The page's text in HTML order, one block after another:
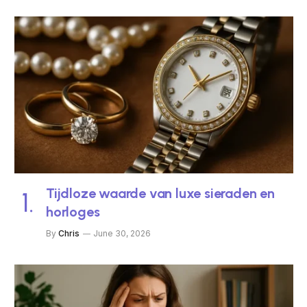
Tijdloze waarde van luxe sieraden en
horloges
By Chris June 30, 2026